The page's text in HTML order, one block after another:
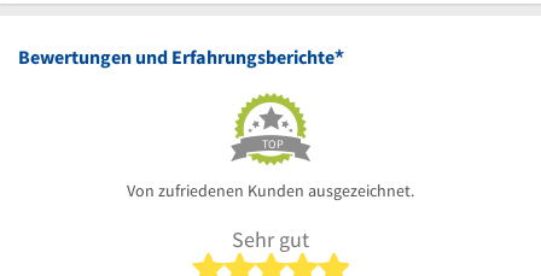
Uhr
13
18
bis
Uhr
Bewertungen und Erfahrungsberichte*
TOP
Von zufriedenen Kunden ausgezeichnet.
Sehr gut
5 von 5 Sternen